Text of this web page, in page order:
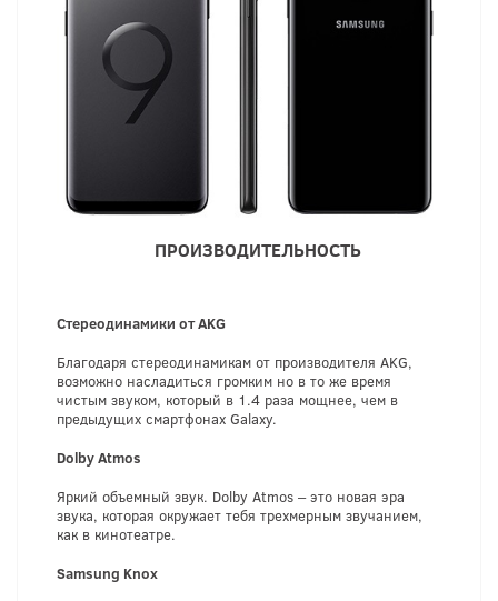
ПРОИЗВОДИТЕЛЬНОСТЬ
Стереодинамики от AKG
Благодаря стереодинамикам от производителя AKG,
возможно насладиться громким но в то же время
чистым звуком, который в 1.4 раза мощнее, чем в
предыдущих смартфонах Galaxy.
Dolby Atmos
Яркий объемный звук. Dolby Atmos – это новая эра
звука, которая окружает тебя трехмерным звучанием,
как в кинотеатре.
Samsung Knox